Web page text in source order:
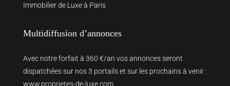
Immobilier de Luxe à Paris
Multidiffusion d’annonces
Avec notre forfait à 360 €/an vos annonces seront
dispatchées sur nos 3 portails et sur les prochains à venir :
www.proprietes-de-luxe.com